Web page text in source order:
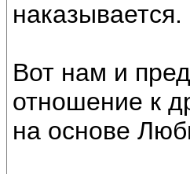
наказывается.
Вот нам и
отношение к
на основе